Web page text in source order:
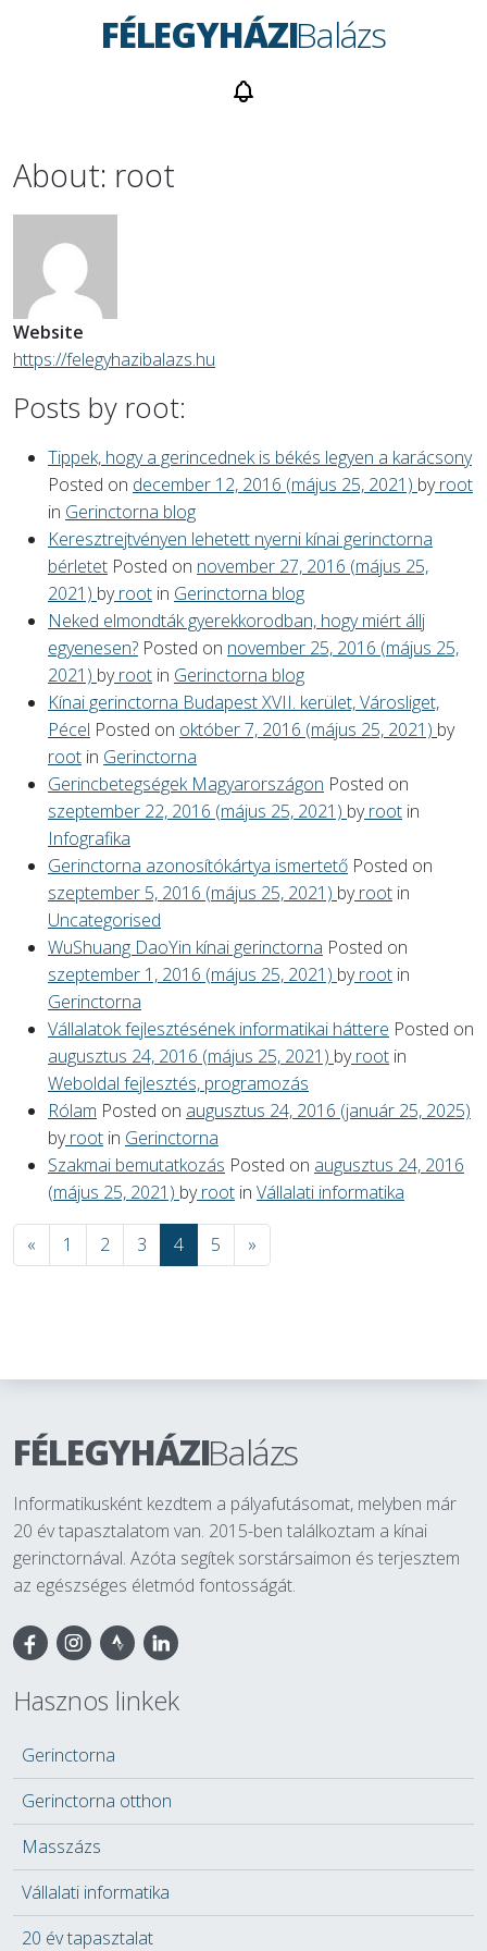
About: root
Website
https://felegyhazibalazs.hu
Posts by root:
Tippek, hogy a gerincednek is békés legyen a karácsony
Posted on december 12, 2016 (május 25, 2021) byroot
in Gerinctorna blog
Keresztrejtvényen lehetett nyerni kínai gerinctorna
bérletet Posted on november 27, 2016 (május 25,
2021) byroot in Gerinctorna blog
Neked elmondták gyerekkorodban, hogy miért állj
egyenesen? Posted on november 25, 2016 (május 25,
2021) byroot in Gerinctorna blog
Kínai gerinctorna Budapest XVII. kerület, Városliget,
Pécel Posted on október 7, 2016 (május 25, 2021) by
root in Gerinctorna
Gerincbetegségek Magyarországon Posted on
szeptember 22, 2016 (május 25, 2021) byroot in
Infografika
Gerinctorna azonosítókártya ismertető Posted on
szeptember 5, 2016 (május 25, 2021) byroot in
Uncategorised
WuShuang DaoYin kínai gerinctorna Posted on
szeptember 1, 2016 (május 25, 2021) byroot in
Gerinctorna
Vállalatok fejlesztésének informatikai háttere Posted on
augusztus 24, 2016 (május 25, 2021) byroot in
Weboldal fejlesztés, programozás
Rólam Posted on augusztus 24, 2016 (január 25, 2025)
byroot in Gerinctorna
Szakmai bemutatkozás Posted on augusztus 24, 2016
(május 25, 2021) byroot in Vállalati informatika
« 1 2 3 4 5 »
FÉLEGYHÁZIBalázs
Informatikusként kezdtem a pályafutásomat, melyben már
20 év tapasztalatom van. 2015-ben találkoztam a kínai
gerinctornával. Azóta segítek sorstársaimon és terjesztem
az egészséges életmód fontosságát.
Facebook
Hasznos linkek
Gerinctorna
Gerinctorna otthon
Masszázs
Vállalati informatika
20 év tapasztalat
FÉLEGYHÁZIBalázs